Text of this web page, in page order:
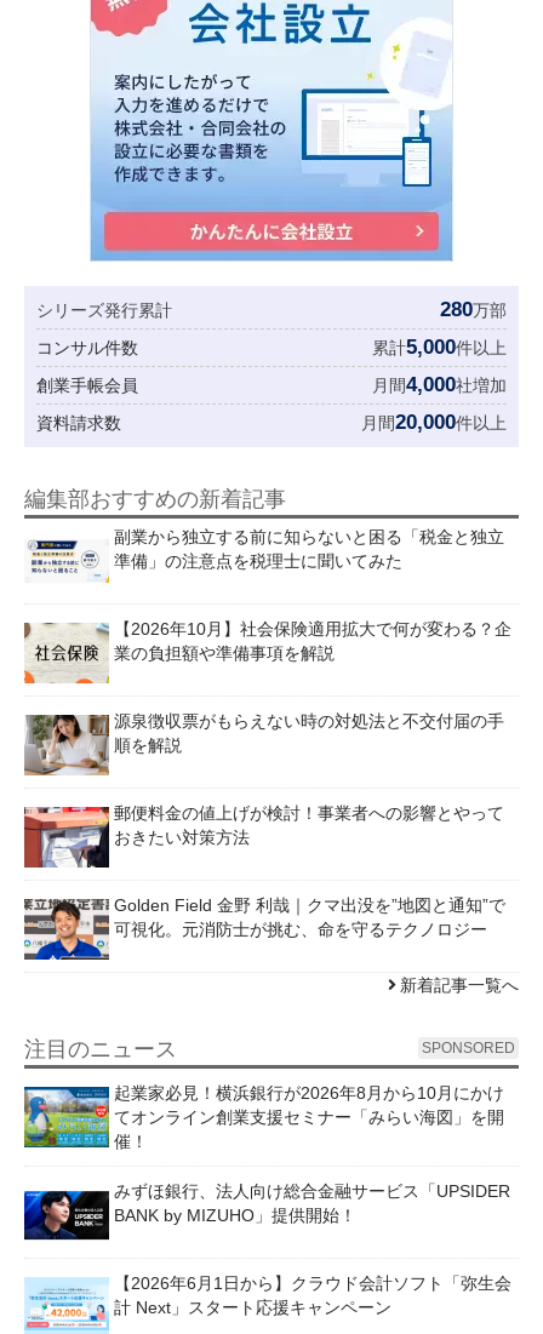
シリーズ発行累計 280万部
コンサル件数
累計5,000件以上
創業手帳会員
月間4,000社増加
資料請求数
月間20,000件以上
編集部おすすめの新着記事
副業から独立する前に知らないと困る「税金と独立
準備」の注意点を税理士に聞いてみた
【2026年10月】社会保険適用拡大で何が変わる？企
業の負担額や準備事項を解説
源泉徴収票がもらえない時の対処法と不交付届の手
順を解説
郵便料金の値上げが検討！事業者への影響とやって
おきたい対策方法
Golden Field 金野 利哉｜クマ出没を”地図と通知”で
可視化。元消防士が挑む、命を守るテクノロジー
新着記事一覧へ
注目のニュース SPONSORED
起業家必見！横浜銀行が2026年8月から10月にかけ
てオンライン創業支援セミナー「みらい海図」を開
催！
みずほ銀行、法人向け総合金融サービス「UPSIDER
BANK by MIZUHO」提供開始！
【2026年6月1日から】クラウド会計ソフト「弥生会
計 Next」スタート応援キャンペーン